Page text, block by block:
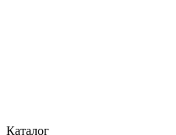
Каталог